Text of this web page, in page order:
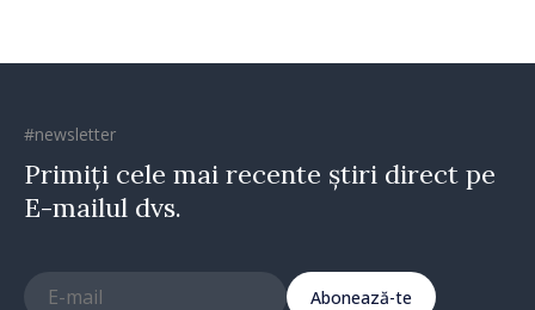
#newsletter
Primiți cele mai recente știri direct pe
E-mailul dvs.
Abonează-te